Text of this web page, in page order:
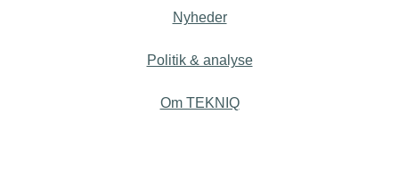
Nyheder
Politik & analyse
Om TEKNIQ